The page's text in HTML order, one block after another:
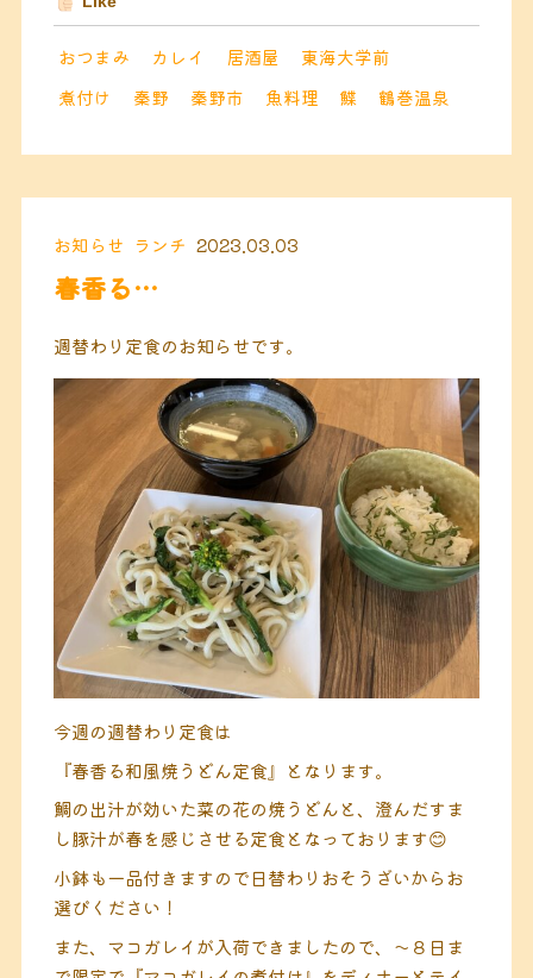
おつまみ カレイ 居酒屋
東海大学前
煮付け
秦野 秦野市 魚料理 鰈 鶴巻温泉
お知らせ ランチ 2023.03.03
春香る…
週替わり定食のお知らせです。
今週の週替わり定食は
『春香る和風焼うどん定食』となります。
鯛の出汁が効いた菜の花の焼うどんと、澄んだすま
し豚汁が春を感じさせる定食となっております😊
小鉢も一品付きますので日替わりおそうざいからお
選びください！
また、マコガレイが入荷できましたので、〜８日ま